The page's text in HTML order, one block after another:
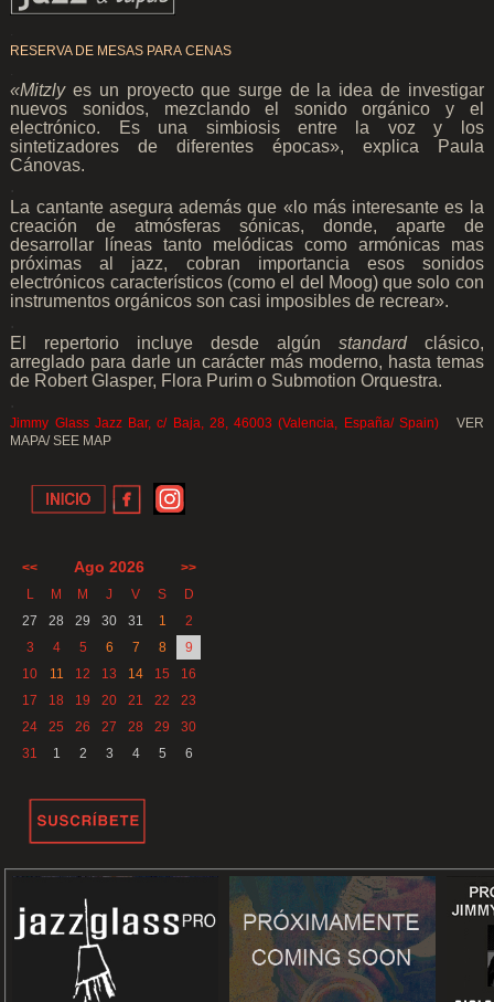
RESERVA DE MESAS PARA CENAS
«Mitzlyes un proyecto que surge de la idea de investigar
nuevos sonidos, mezclando el sonido orgánico y el
electrónico. Es una simbiosis entre la voz y los
sintetizadores de diferentes épocas», explica Paula
Cánovas.
La cantante asegura además que «lo más interesante es la
creación de atmósferas sónicas, donde, aparte de
desarrollar líneas tanto melódicas como armónicas mas
próximas al jazz, cobran importancia esos sonidos
electrónicos característicos (como el del Moog) que solo con
instrumentos orgánicos son casi imposibles de recrear».
El repertorio incluye desde algún standardclásico,
arreglado para darle un carácter más moderno, hasta temas
de Robert Glasper, Flora Purim o Submotion Orquestra.
Jimmy Glass Jazz Bar, c/ Baja, 28, 46003 (Valencia, España/ Spain)
VER
MAPA/ SEE MAP
<< Ago 2026
>>
L
M M J V S
D
27
28 29 30 31 1
2
3
4 5 6 7 8
9
10
11 12 13 14 15
16
17
18 19 20 21 22
23
24
25 26 27 28 29
30
31
1 2 3 4 5 6